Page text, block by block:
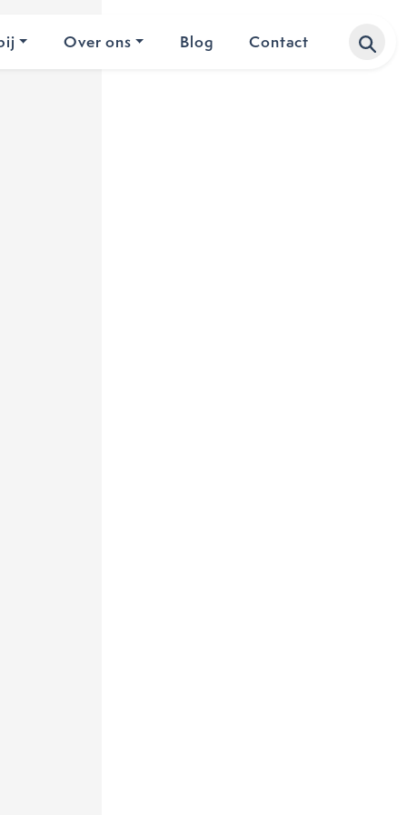
Over ons Blog Contact